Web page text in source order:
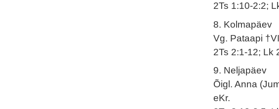
2Ts 1:10-2:2;
8. Kolmapäev
Vg. Pataapi
2Ts 2:1-12; Lk
9. Neljapäev
Õigl. Anna
eKr.